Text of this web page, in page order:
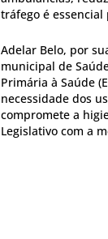
tráfego é
Adelar Belo, por
municipal de
Primária à Saúde
necessidade dos
compromete a
Legislativo com a